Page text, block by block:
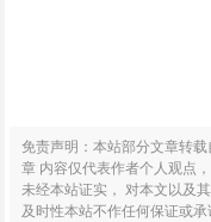
免责声明：本站部分文章转
章 内容仅代表作者个人观点
未经本站证实， 对本文以及
及时性本站不作任何保证或